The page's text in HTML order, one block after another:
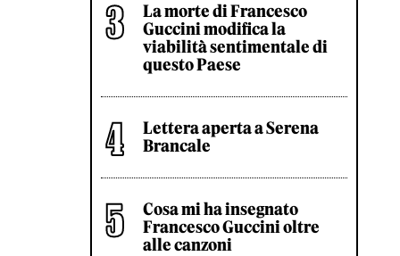
La morte di Francesco
Guccini modifica la
viabilità sentimentale di
questo Paese
Lettera aperta a Serena
Brancale
Cosa mi ha insegnato
Francesco Guccini oltre
alle canzoni